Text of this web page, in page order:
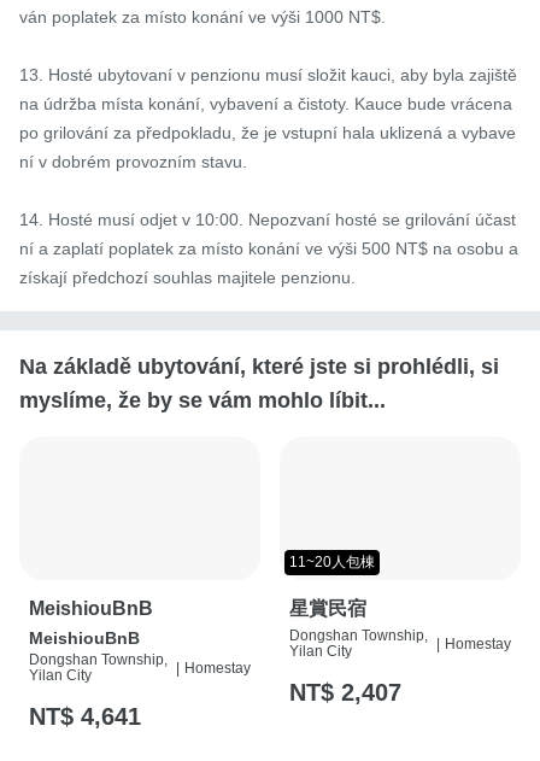
ván poplatek za místo konání ve výši 1000 NT$.
13. Hosté ubytovaní v penzionu musí složit kauci, aby byla zajiště
na údržba místa konání, vybavení a čistoty. Kauce bude vrácena
po grilování za předpokladu, že je vstupní hala uklizená a vybave
ní v dobrém provozním stavu.
14. Hosté musí odjet v 10:00. Nepozvaní hosté se grilování účast
ní a zaplatí poplatek za místo konání ve výši 500 NT$ na osobu a
získají předchozí souhlas majitele penzionu.
Na základě ubytování, které jste si prohlédli, si
myslíme, že by se vám mohlo líbit...
MeishiouBnB
MeishiouBnB
Dongshan Township,
Yilan City
| Homestay
NT$ 4,641
11~20人包棟
星賞民宿
Dongshan Township,
Yilan City
| Homestay
NT$ 2,407